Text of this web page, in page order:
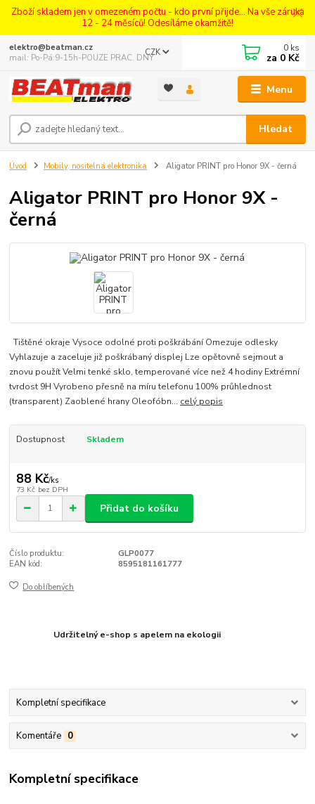
Zboží skladem jen v omezeném počtu - kdo první přijde... Na vše záruka
12 - 24 měsíců! Odesíláme okamžitě!
Menu
CZK
Hledat
elektro@beatman.cz
mail: Po-Pá:9-15h-POUZE PRAC. DNY
0 ks
za 0 Kč
Úvod Mobily, nositelná elektronika Aligator PRINT pro Honor 9X - černá
Aligator PRINT pro Honor 9X -
černá
Tištěné okraje Vysoce odolné proti poškrábání Omezuje odlesky
Vyhlazuje a zaceluje již poškrábaný displej Lze opětovně sejmout a
znovu použít Velmi tenké sklo, temperované více než 4 hodiny Extrémní
tvrdost 9H Vyrobeno přesně na míru telefonu 100% průhlednost
(transparent) Zaoblené hrany Oleofóbn... celý popis
Dostupnost Skladem
88 Kč/ks
73 Kč bez DPH
Přidat do košíku
Číslo produktu:
GLP0077
EAN kód:
8595181161777
Do oblíbených
Udržitelný e-shop s apelem na ekologii
Kompletní specifikace
Komentáře 0
Kompletní specifikace